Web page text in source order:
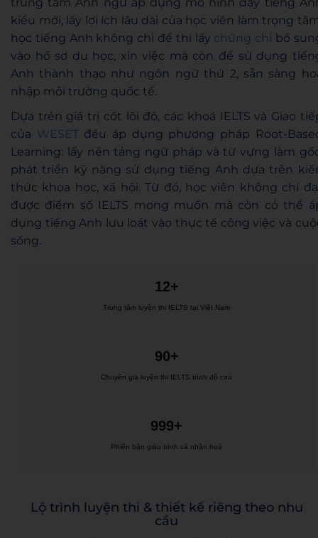
kiểu mới, lấy lợi ích lâu dài của học viên làm trọng
học tiếng Anh không chỉ để thi lấy chứng chỉ
bổ
vào hồ sơ du học, xin việc mà còn để sử dụng
Anh thành thạo như ngôn ngữ thứ 2, sẵn sàng
nhập môi trường quốc tế.
Dựa trên giá trị cốt lõi đó, các khoá IELTS và Giao
của WESETđều áp dụng phương pháp Root-
Learning: lấy nền tảng ngữ pháp và từ vựng làm
phát triển kỹ năng sử dụng tiếng Anh dựa trên
thức khoa học, xã hội. Từ đó, học viên không chỉ
được điểm số IELTS mong muốn mà còn có thể
dụng tiếng Anh lưu loát vào thực tế công việc và
sống.
12+
Trung tâm luyện thi IELTS tại Việt Nam
90+
Chuyên gia luyện thi IELTS trình độ cao
999+
Phiên bản giáo trình cá nhân hoá
Lộ trình luyện thi & thiết kế riêng theo nhu
cầu